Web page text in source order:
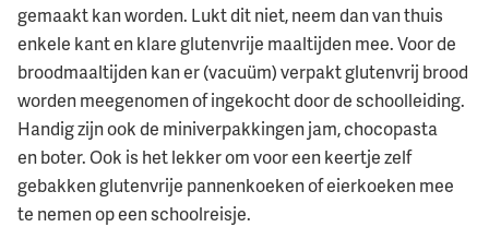
gemaakt kan worden. Lukt dit niet, neem dan van thuis
enkele kant en klare glutenvrije maaltijden mee. Voor de
broodmaaltijden kan er (vacuüm) verpakt glutenvrij brood
worden meegenomen of ingekocht door de schoolleiding.
Handig zijn ook de miniverpakkingen jam, chocopasta
en boter. Ook is het lekker om voor een keertje zelf
gebakken glutenvrije pannenkoeken of eierkoeken mee
te nemen op een schoolreisje.